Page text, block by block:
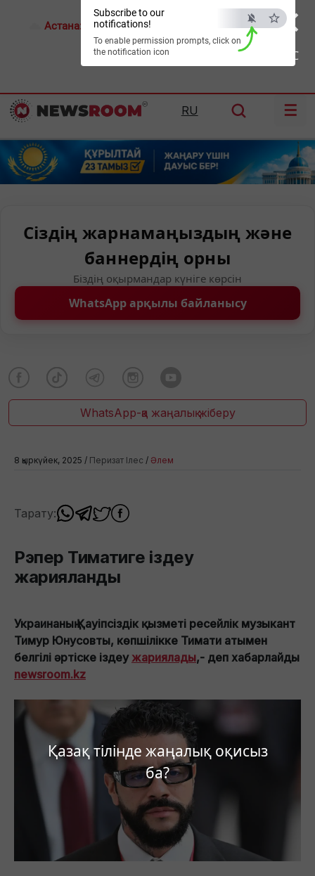
×
ESC
Қазақ тілінде жаңалық оқисыз
ба?
Subscribe to our
notifications!
To enable permission prompts, click on
the notification icon
Астана: 28°C Алматы: Шымкент:37°C
RU ☰
Сіздің жарнамаңыздың және
баннердің орны
Біздің оқырмандар күніге көрсін
WhatsApp арқылы байланысу
WhatsApp-қа жаңалық жіберу
8 қыркүйек, 2025 / Перизат Ілес / Әлем
Тарату:
Рэпер Тиматиге іздеу
жарияланды
Украинаның Қауіпсіздік қызметі ресейлік музыкант
Тимур Юнусовты, көпшілікке Тимати атымен
белгілі әртіске іздеу жариялады,- деп хабарлайды
newsroom.kz